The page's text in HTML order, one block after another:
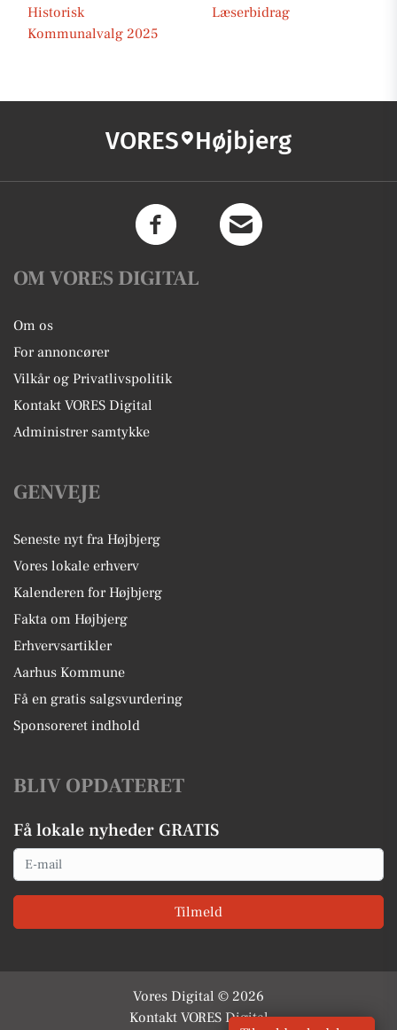
Historisk
Læserbidrag
Kommunalvalg 2025
VORES Højbjerg
OM VORES DIGITAL
Om os
For annoncører
Vilkår og Privatlivspolitik
Kontakt VORES Digital
Administrer samtykke
GENVEJE
Seneste nyt fra Højbjerg
Vores lokale erhverv
Kalenderen for Højbjerg
Fakta om Højbjerg
Erhvervsartikler
Aarhus Kommune
Få en gratis salgsvurdering
Sponsoreret indhold
BLIV OPDATERET
Få lokale nyheder GRATIS
Email
Tilmeld
Vores Digital © 2026
Kontakt VORES Digital